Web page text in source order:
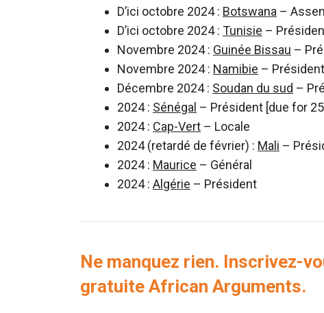
D’ici octobre 2024 : Botswana –
D’ici octobre 2024 : Tunisie –
Novembre 2024 : Guinée Bissau –
Novembre 2024 : Namibie –
Décembre 2024 : Soudan du sud –
2024 : Sénégal – Président [due for
2024 : Cap-Vert – Locale
2024 (retardé de février) : Mali –
2024 : Maurice – Général
2024 : Algérie – Président
Ne manquez rien. Inscrivez-
gratuite African Arguments.